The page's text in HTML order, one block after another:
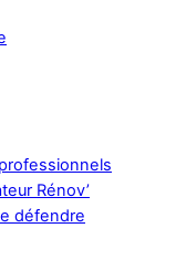
Rénov’
défendre